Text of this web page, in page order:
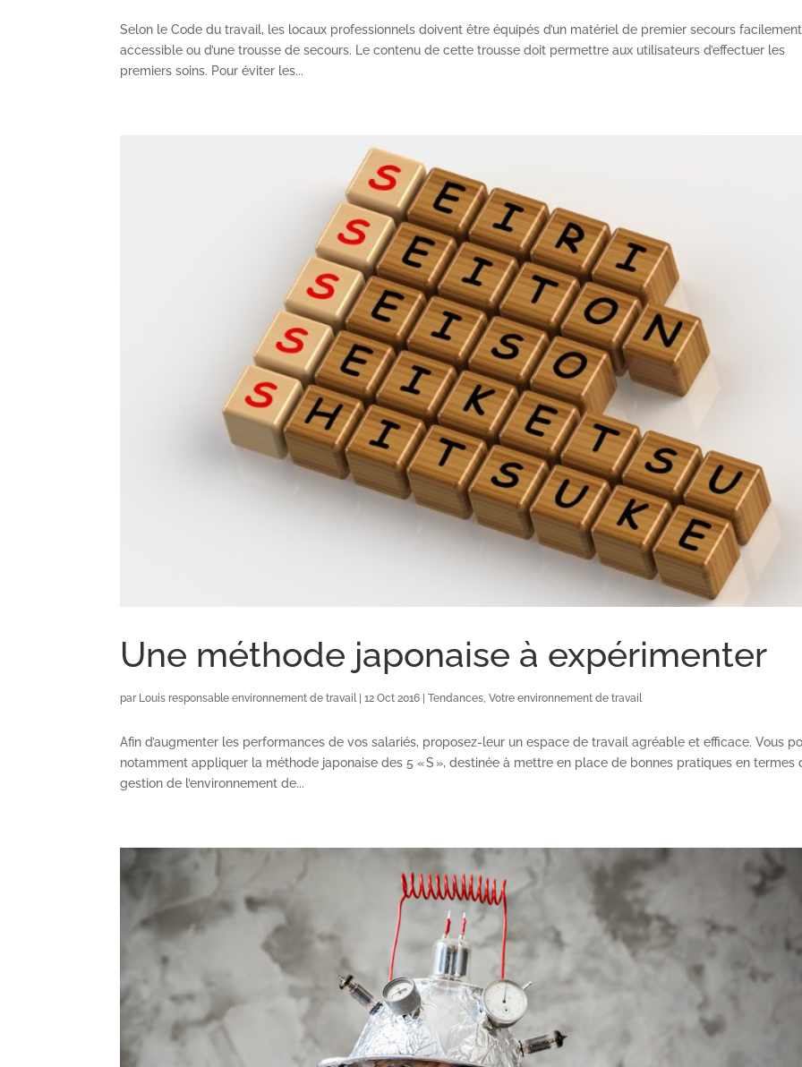
Selon le Code du travail, les locaux professionnels doivent être équipés d’un matériel de premier secours facilement
accessible ou d’une trousse de secours. Le contenu de cette trousse doit permettre aux utilisateurs d’effectuer les
premiers soins. Pour éviter les...
Une méthode japonaise à expérimenter
par Louis responsable environnement de travail |12 Oct 2016 |Tendances ,Votre environnement de travail
Afin d’augmenter les performances de vos salariés, proposez-leur un espace de travail agréable et efficace. Vous
notamment appliquer la méthode japonaise des 5 « S », destinée à mettre en place de bonnes pratiques en termes
gestion de l’environnement de...